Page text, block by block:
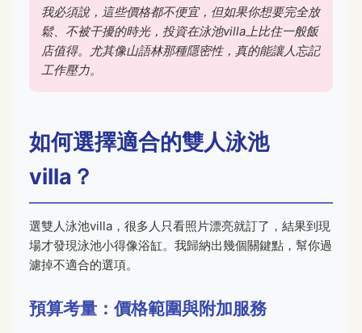
我必須說，這些價格都不便宜，但如果你想要完全放
鬆、不被干擾的時光，投資在泳池villa上比住一般飯
店值得。尤其像山語林那種隱密性，真的能讓人忘記
工作壓力。
如何選擇適合的雙人泳池
villa？
選雙人泳池villa，很多人只看照片漂亮就訂了，結果到現
場才發現泳池小得像浴缸。我歸納出幾個關鍵點，幫你過
濾掉不適合的選項。
預算考量：價格範圍與附加服務